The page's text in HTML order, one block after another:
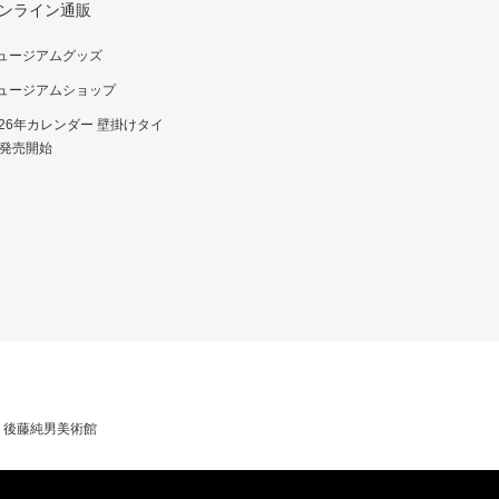
ライン通販
ージアムグッズ
ージアムショップ
年カレンダー 壁掛けタイ
売開始
藤純男美術館